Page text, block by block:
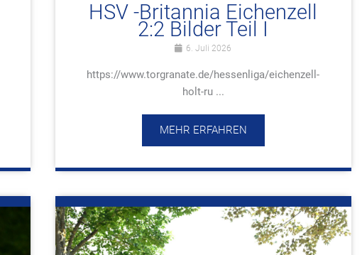
HSV -Britannia Eichenzell
2:2 Bilder Teil I
6. Juli 2026
https://www.torgranate.de/hessenliga/eichenzell-
holt-ru ...
MEHR ERFAHREN